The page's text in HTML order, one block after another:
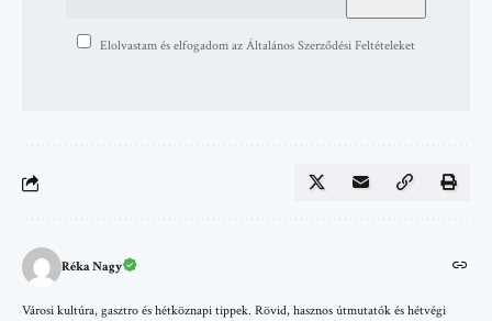
Elolvastam és elfogadom az Általános Szerződési Feltételeket
Réka Nagy
Városi kultúra, gasztro és hétköznapi tippek. Rövid, hasznos útmutatók és hétvégi